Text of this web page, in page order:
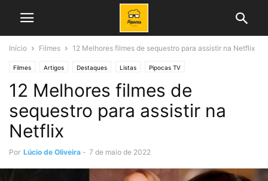
Início Filmes 12 Melhores filmes de sequestro para assistir na Netflix
Filmes Artigos Destaques Listas Pipocas TV
12 Melhores filmes de
sequestro para assistir na
Netflix
Por Lúcio de Oliveira - 7 de maio de 2022